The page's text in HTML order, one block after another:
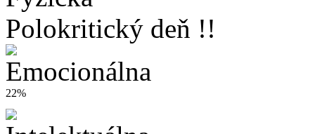
Polokritický deň !!
22%